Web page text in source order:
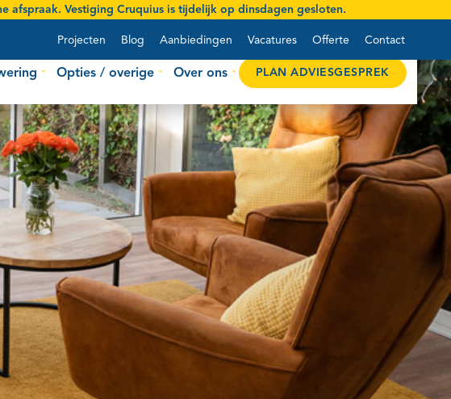
afspraak. Vestiging Cruquius is tijdelijk op dinsdagen gesloten.
Projecten Blog Aanbiedingen Vacatures Offerte Contact
Opties / overige Over ons PLAN ADVIESGESPREK